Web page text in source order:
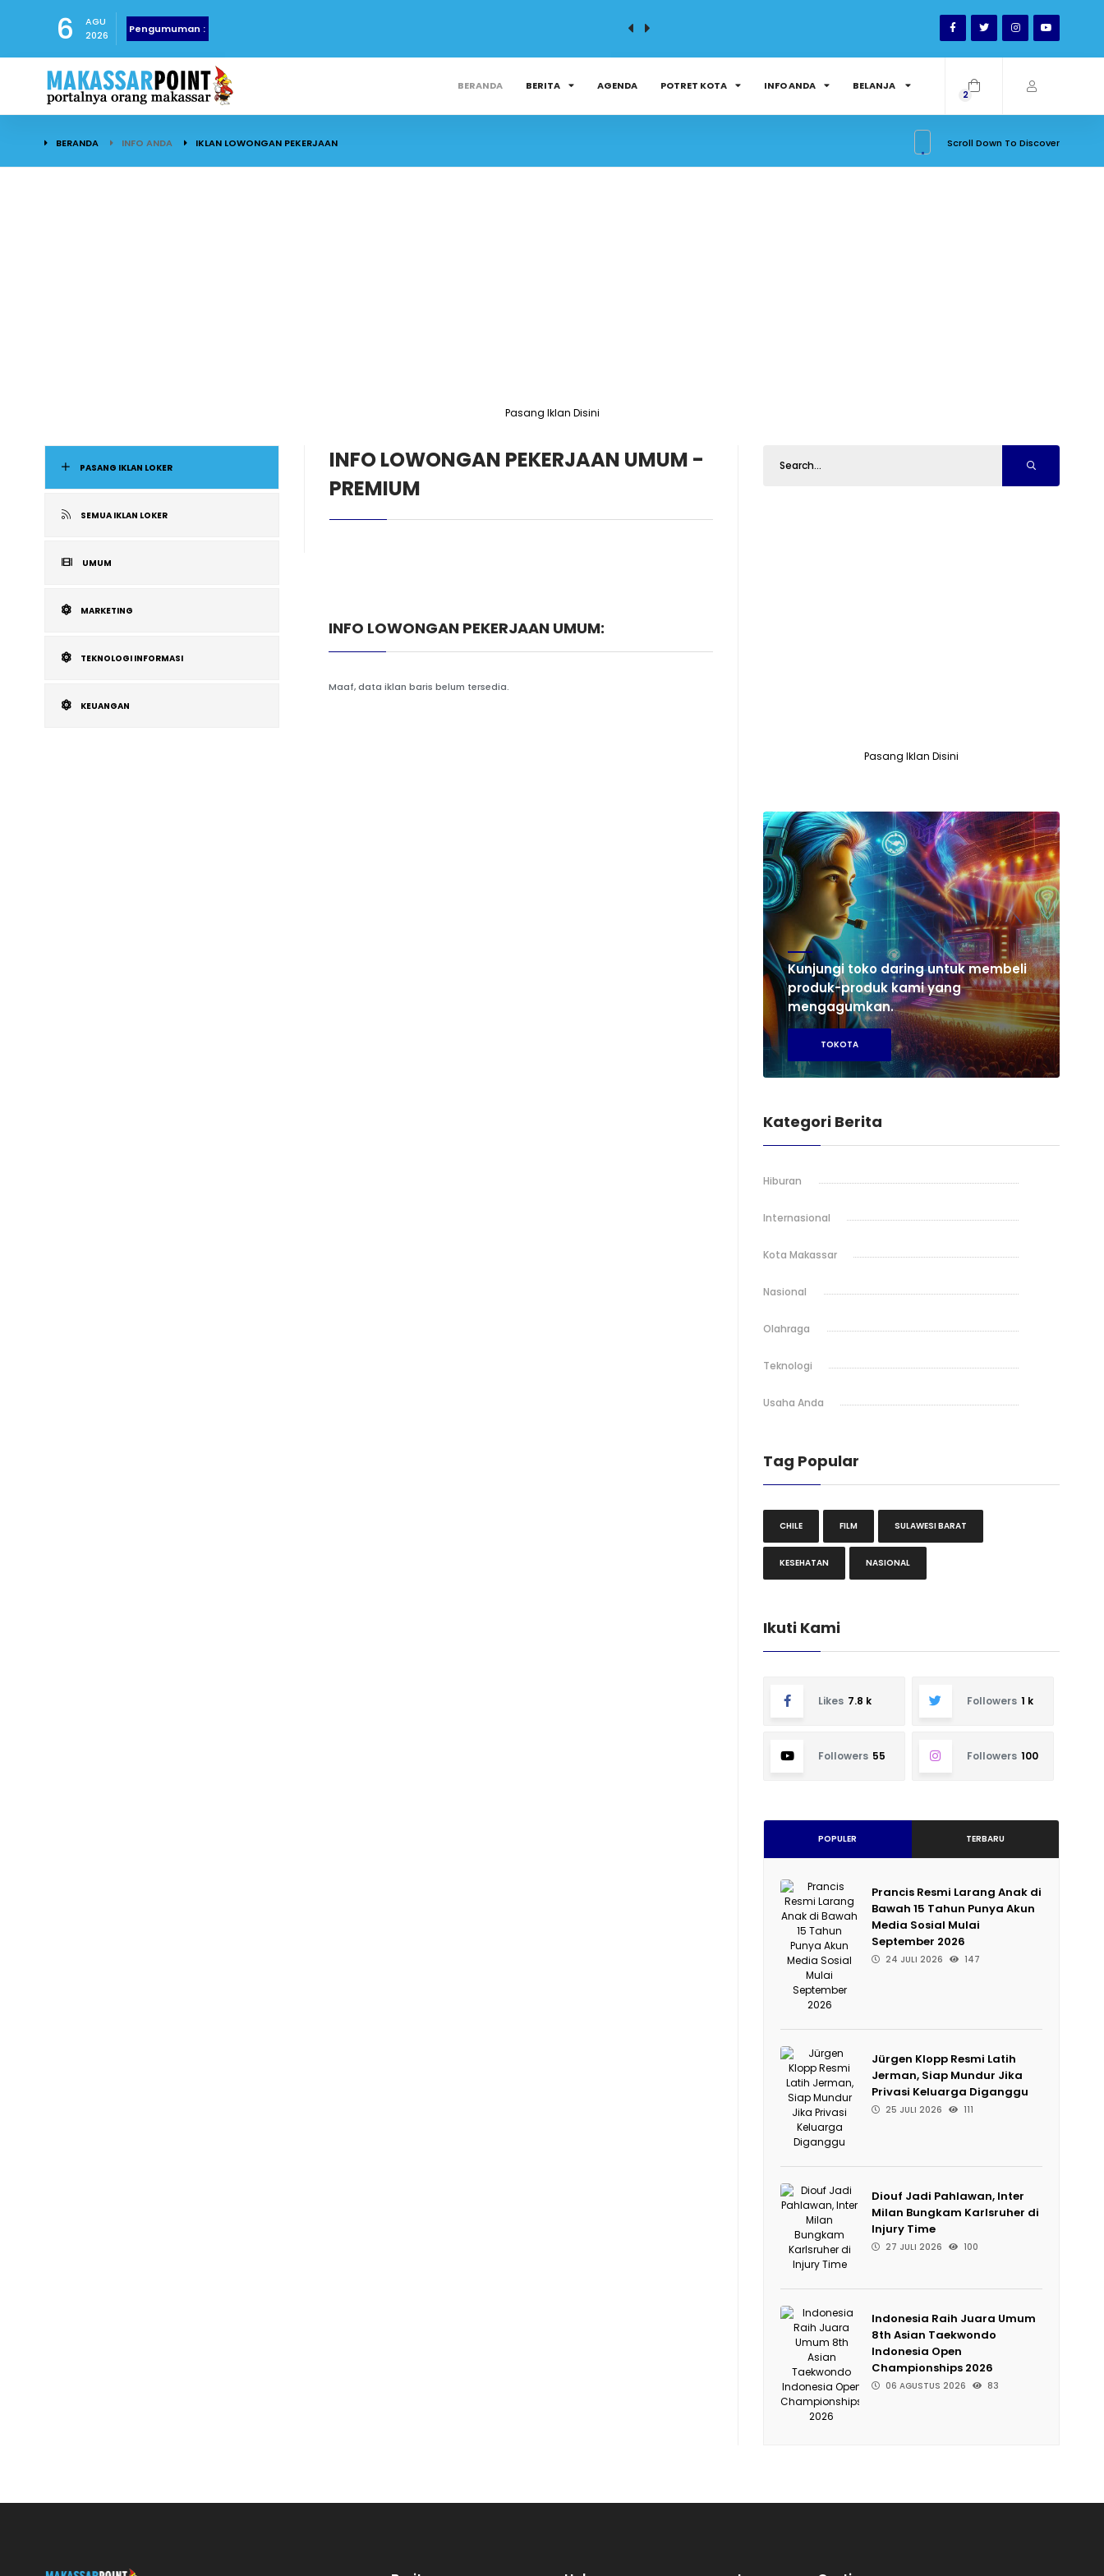
6
AGU
2026
Pengumuman :
2
BERANDA BERITA AGENDA POTRET KOTA INFO ANDA BELANJA
BERANDA INFO ANDA IKLAN LOWONGAN PEKERJAAN Scroll Down To Discover
Pasang Iklan Disini
PASANG IKLAN LOKER
SEMUA IKLAN LOKER
UMUM
MARKETING
TEKNOLOGI INFORMASI
KEUANGAN
INFO LOWONGAN PEKERJAAN UMUM -
PREMIUM
INFO LOWONGAN PEKERJAAN UMUM:
Maaf, data iklan baris belum tersedia.
Pasang Iklan Disini
Kunjungi toko daring untuk membeli
produk-produk kami yang
mengagumkan.
TOKOTA
Kategori Berita
Hiburan
Internasional
Kota Makassar
Nasional
Olahraga
Teknologi
Usaha Anda
Tag Popular
CHILE FILM SULAWESI BARAT
KESEHATAN NASIONAL
Ikuti Kami
Likes 7.8 k Followers 1 k
Followers 55 Followers 100
POPULER TERBARU
Prancis Resmi Larang Anak di
Bawah 15 Tahun Punya Akun
Media Sosial Mulai
September 2026
24 JULI 2026 147
Jürgen Klopp Resmi Latih
Jerman, Siap Mundur Jika
Privasi Keluarga Diganggu
25 JULI 2026 111
Diouf Jadi Pahlawan, Inter
Milan Bungkam Karlsruher di
Injury Time
27 JULI 2026 100
Indonesia Raih Juara Umum
8th Asian Taekwondo
Indonesia Open
Championships 2026
06 AGUSTUS 2026 83